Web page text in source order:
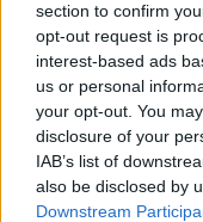
section to confirm
opt-out request is
interest-based ads
us or personal
your opt-out. You
disclosure of your
IAB’s list of
also be disclosed by
Downstream
rántja
A szeptemberi
mellett a régóta
bemutatkozhat,
találgatások